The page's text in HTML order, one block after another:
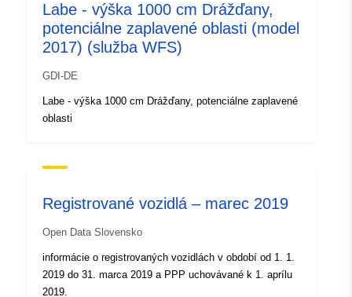
Labe - výška 1000 cm Drážďany,
potenciálne zaplavené oblasti (model
2017) (služba WFS)
GDI-DE
Labe - výška 1000 cm Drážďany, potenciálne zaplavené
oblasti
Registrované vozidlá – marec 2019
Open Data Slovensko
informácie o registrovaných vozidlách v období od 1. 1.
2019 do 31. marca 2019 a PPP uchovávané k 1. aprílu
2019.